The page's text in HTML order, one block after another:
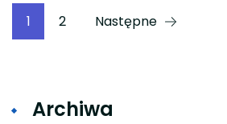
Stronicowanie
Strona
1 Strona
2 Następne
Archiwa